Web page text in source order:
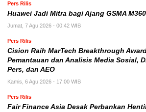
Pers Rilis
Huawei Jadi Mitra bagi Ajang GSMA
Jumat, 7 Agu 2026 - 00:42 WIB
Pers Rilis
Cision Raih MarTech Breakthrough
Pemantauan dan Analisis Media Sosial,
Pers, dan AEO
Kamis, 6 Agu 2026 - 17:00 WIB
Pers Rilis
Fair Finance Asia Desak Perbankan